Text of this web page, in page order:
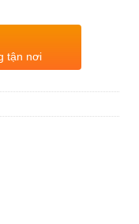
tận nơi